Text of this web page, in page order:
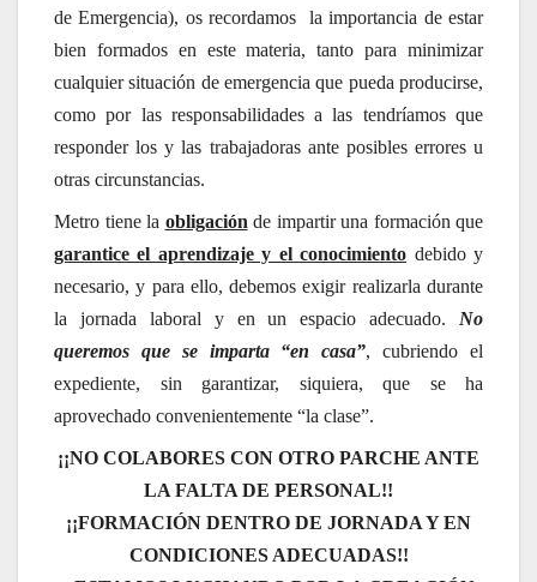
de Emergencia), os recordamos la importancia de estar
bien formados en este materia, tanto para minimizar
cualquier situación de emergencia que pueda producirse,
como por las responsabilidades a las tendríamos que
responder los y las trabajadoras ante posibles errores u
otras circunstancias.
Metro tiene la obligación de impartir una formación que
garantice el aprendizaje y el conocimiento debido y
necesario, y para ello, debemos exigir realizarla durante
la jornada laboral y en un espacio adecuado. No
queremos que se imparta “en casa”, cubriendo el
expediente, sin garantizar, siquiera, que se ha
aprovechado convenientemente “la clase”.
¡¡NO COLABORES CON OTRO PARCHE ANTE
LA FALTA DE PERSONAL!!
¡¡FORMACIÓN DENTRO DE JORNADA Y EN
CONDICIONES ADECUADAS!!